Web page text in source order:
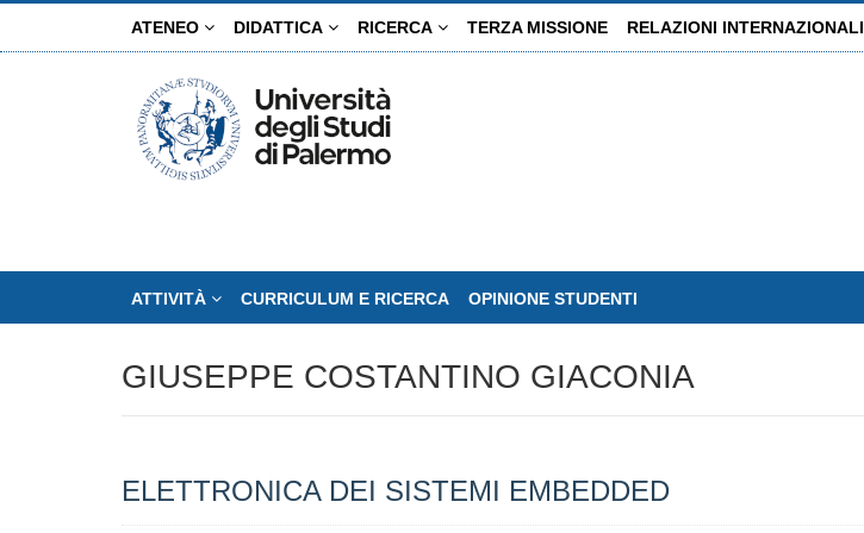
ATENEO DIDATTICA RICERCA TERZA MISSIONE RELAZIONI INTERNAZIONALI
ATTIVITÀ CURRICULUM E RICERCA OPINIONE STUDENTI
GIUSEPPE COSTANTINO GIACONIA
ELETTRONICA DEI SISTEMI EMBEDDED